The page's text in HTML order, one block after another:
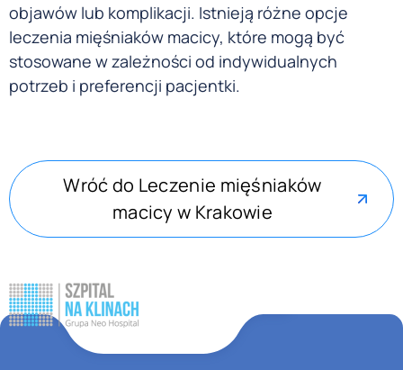
objawów lub komplikacji. Istnieją różne opcje
leczenia mięśniaków macicy, które mogą być
stosowane w zależności od indywidualnych
potrzeb i preferencji pacjentki.
Wróć do Leczenie mięśniaków
macicy w Krakowie